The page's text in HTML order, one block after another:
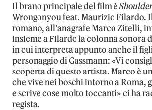
Il brano principale del film è
Wrongonyou feat. Maurizio Filardo.
romano, all’anagrafe Marco Zitelli,
insieme a Filardo la colonna sonora
in cui interpreta appunto anche il
personaggio di Gassmann: «Vi
scoperta di questo artista. Marco è
che vive nei boschi intorno a Roma,
e scrive cose molto toccanti» ci ha
regista.